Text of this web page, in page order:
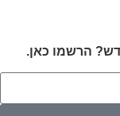
הרשמו כאן.